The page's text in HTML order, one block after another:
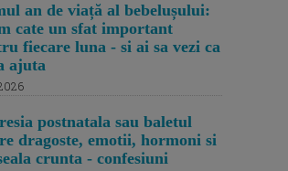
an de viață al bebelușului:
cate un sfat important
fiecare luna - si ai sa vezi ca
ajuta
postnatala sau baletul
dragoste, emotii, hormoni si
crunta - confesiuni